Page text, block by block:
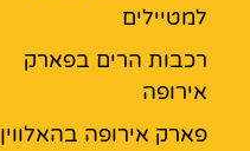
למטיילים
רכבות הרים בפארק
אירופה
פארק אירופה בהאלווין